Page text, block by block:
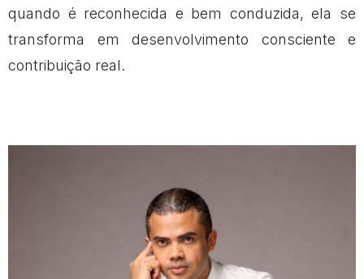
quando é reconhecida e bem conduzida, ela se
transforma em desenvolvimento consciente e
contribuição real.